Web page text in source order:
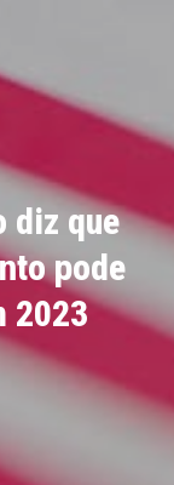
diz que
pode
2023